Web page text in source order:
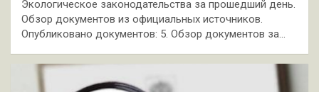
Экологическое законодательства за прошедший день.
Обзор документов из официальных источников.
Опубликовано документов: 5. Обзор документов за…